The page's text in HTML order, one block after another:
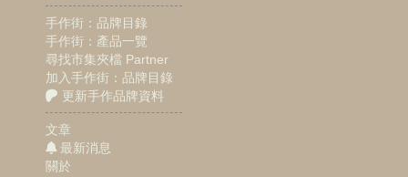
手作街：品牌目錄
手作街：產品一覽
尋找市集夾檔 Partner
加入手作街：品牌目錄
更新手作品牌資料
文章
最新消息
關於